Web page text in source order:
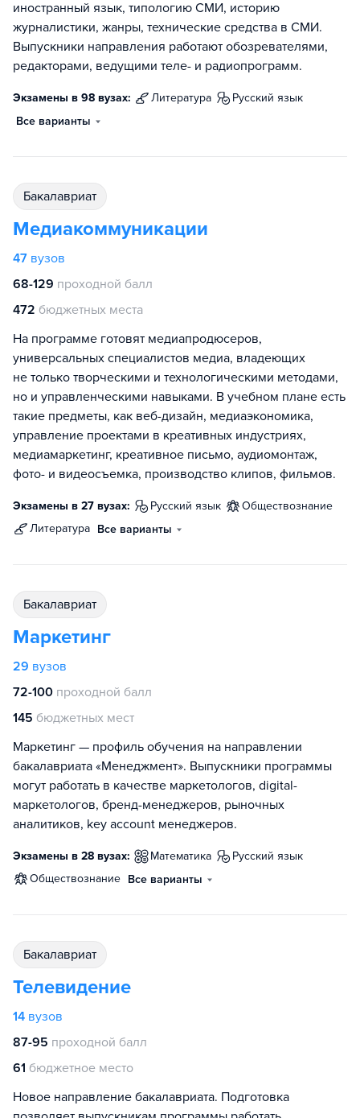
иностранный язык, типологию СМИ, историю
журналистики, жанры, технические средства в СМИ.
Выпускники направления работают обозревателями,
редакторами, ведущими теле- и радиопрограмм.
Экзамены в 98 вузах: литература
русский язык
Все варианты
бакалавриат
Медиакоммуникации
47 вузов
68-129 проходной балл
472 бюджетных места
На программе готовят медиапродюсеров,
универсальных специалистов медиа, владеющих
не только творческими и технологическими методами,
но и управленческими навыками. В учебном плане есть
такие предметы, как веб-дизайн, медиаэкономика,
управление проектами в креативных индустриях,
медиамаркетинг, креативное письмо, аудиомонтаж,
фото- и видеосъемка, производство клипов, фильмов.
Экзамены в 27 вузах: русский язык
обществознание
литература Все варианты
бакалавриат
Маркетинг
29 вузов
72-100 проходной балл
145 бюджетных мест
Маркетинг — профиль обучения на направлении
бакалавриата «Менеджмент». Выпускники программы
могут работать в качестве маркетологов, digital-
маркетологов, бренд-менеджеров, рыночных
аналитиков, key account менеджеров.
Экзамены в 28 вузах: математика
русский язык
обществознание Все варианты
бакалавриат
Телевидение
14 вузов
87-95 проходной балл
61 бюджетное место
Новое направление бакалавриата. Подготовка